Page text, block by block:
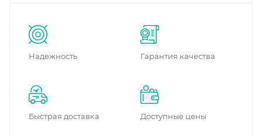
Надежность Гарантия качества
Быстрая доставка Доступные цены